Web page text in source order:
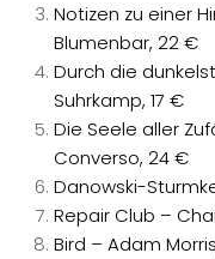
Notizen zu einer
Blumenbar, 22 €
Durch die
Suhrkamp, 17 €
Die Seele aller
Converso, 24 €
Danowski-
Repair Club –
Bird – Adam